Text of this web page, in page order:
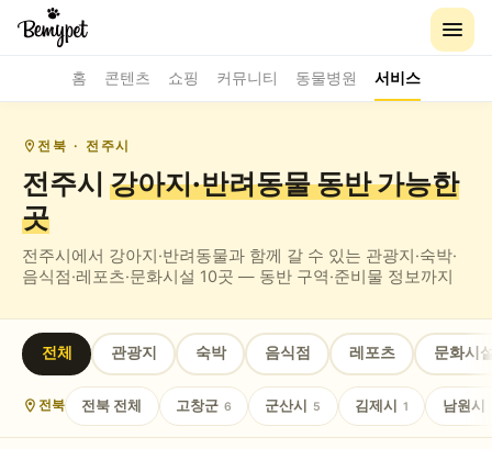
홈 콘텐츠 쇼핑 커뮤니티 동물병원 서비스
전북 · 전주시
전주시 강아지·반려동물 동반가능한
곳
전주시에서 강아지·반려동물과 함께 갈 수 있는 관광지·숙박·
음식점·레포츠·문화시설 10곳 — 동반 구역·준비물 정보까지
전체 관광지 숙박 음식점 레포츠 문화시
전북 전북 전체 고창군 6 군산시 5 김제시 1 남원시